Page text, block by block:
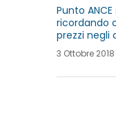
Punto
ricordando che se per
prezzi negli
meramente
3 Ottobre 2018